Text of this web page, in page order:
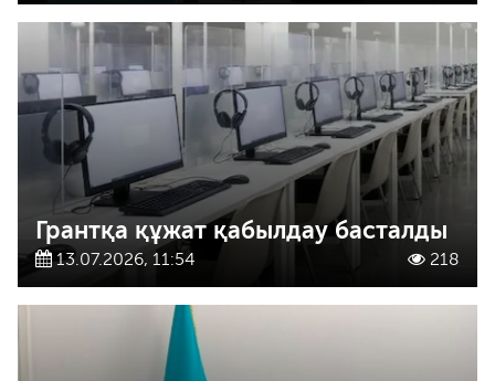
Грантқа құжат қабылдау басталды
13.07.2026, 11:54 218